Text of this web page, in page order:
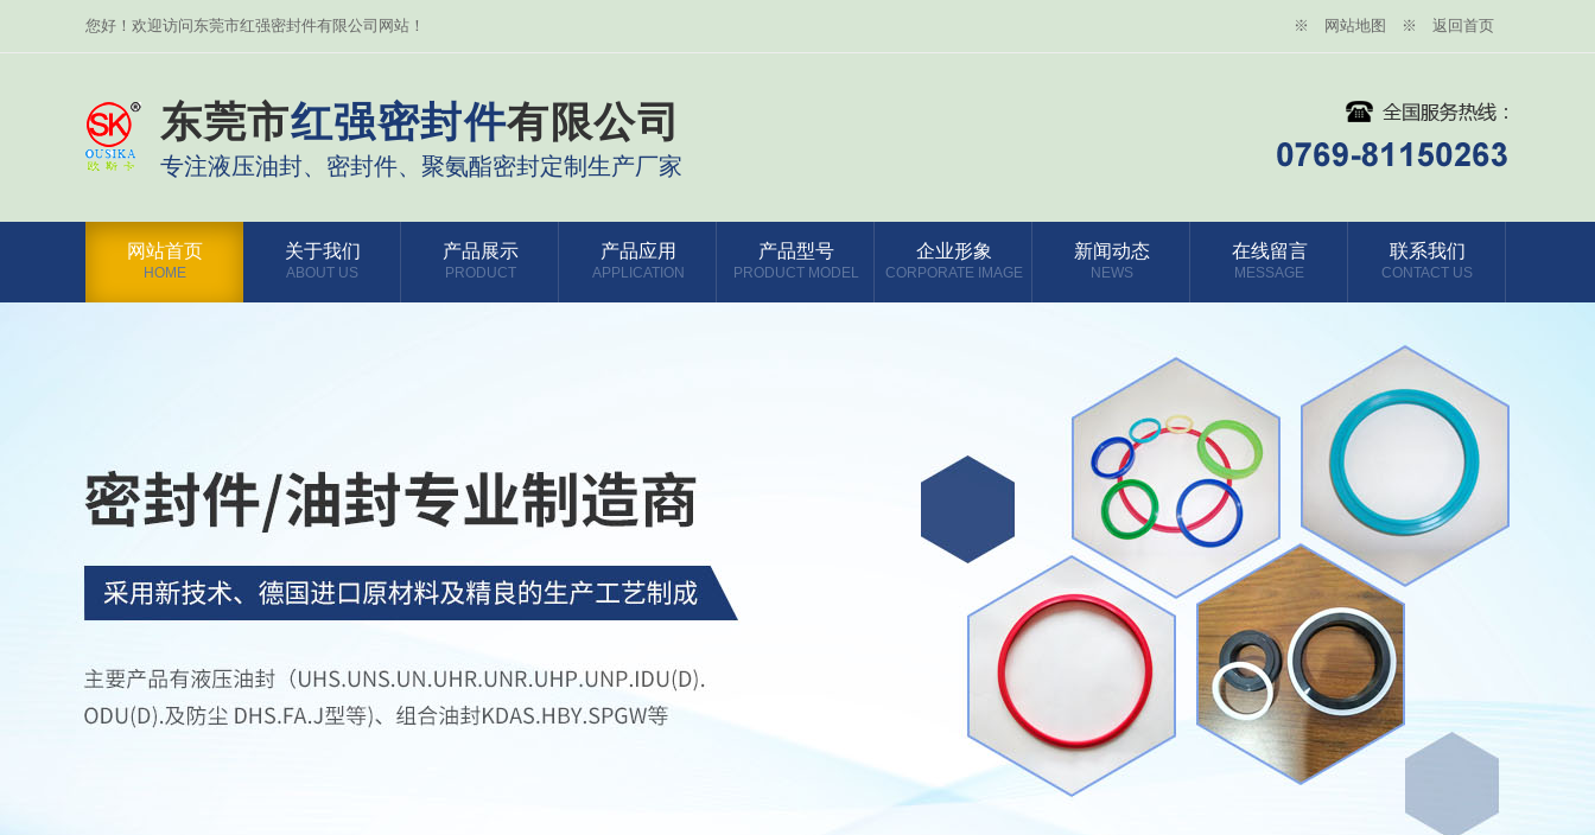
您好！欢迎访问东莞市红强密封件有限公司网站！ ※ 返回首页
※ 网站地图
东莞市红强密封件有限公司
专注液压油封、密封件、聚氨酯密封定制生产厂家
网站首页
HOME
关于我们
ABOUT US
产品展示
PRODUCT
产品应用
APPLICATION
产品型号
PRODUCT MODEL
企业形象
CORPORATE IMAGE
新闻动态
NEWS
在线留言
MESSAGE
联系我们
CONTACT US